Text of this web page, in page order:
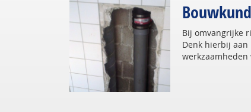
Bij omvangrijke
Denk hierbij